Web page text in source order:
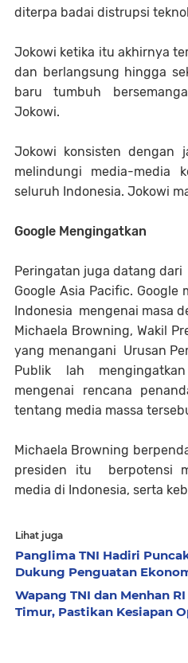
diterpa badai distrupsi
Jokowi ketika itu akhirnya
dan berlangsung hingga
baru tumbuh
Jokowi.
Jokowi konsisten dengan
melindungi media-media
seluruh Indonesia. Jokowi
Google Mengingatkan
Peringatan juga datang dari
Google Asia Pacific.
Indonesia mengenai masa
Michaela Browning, Wakil
yang menangani Urusan
Publik lah
mengenai rencana
tentang media massa
Michaela Browning
presiden itu berpotensi
media di Indonesia, serta
Lihat juga
Panglima TNI Hadiri
Dukung Penguatan
Wapang TNI dan Menhan
Timur, Pastikan Kesiapan